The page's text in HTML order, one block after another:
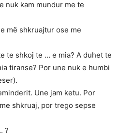
nuk kam mundur me te
më shkruajtur ose me
te shkoj te … e mia? A duhet te
tiranse? Por une nuk e humbi
Une jam ketu. Por
shkruaj, por trego sepse
?